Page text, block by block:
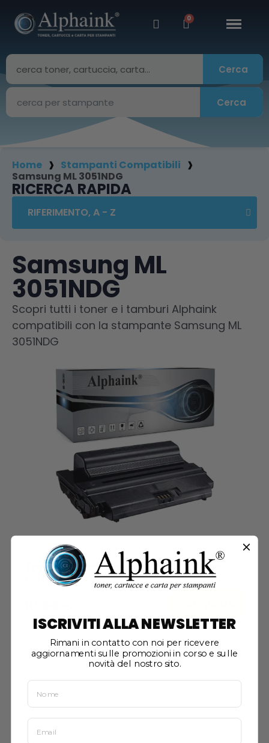
Cerca
Cerca
Home
Stampanti Compatibili
Samsung ML 3051NDG
RICERCA RAPIDA
Samsung ML
3051NDG
Scopri tutti i toner e i tamburi Alphaink
compatibili con la stampante Samsung ML
3051NDG
Toner Samsung ML-D3050B Nero
Compatibile
Visualizzati 1-1 su 1 articoli
ISCRIVITI ALLA NEWSLETTER
Rimani in contatto con noi per ricevere
aggiornamenti sulle promozioni in corso e sulle
novità del nostro sito.